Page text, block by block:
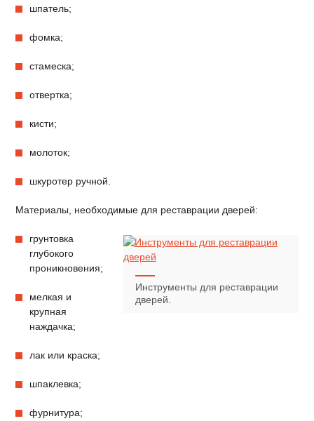
шпатель;
фомка;
стамеска;
отвертка;
кисти;
молоток;
шкуротер ручной.
Материалы, необходимые для реставрации дверей:
Инструменты для реставрации
дверей.
грунтовка
глубокого
проникновения;
мелкая и
крупная
наждачка;
лак или краска;
шпаклевка;
фурнитура;